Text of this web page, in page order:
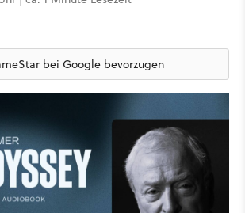
bei Google bevorzugen